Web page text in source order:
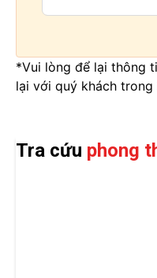
*Vui lòng để lại thông
lại với quý khách
Tra cứu phong